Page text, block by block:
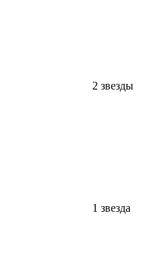
2 звезды
1 звезда